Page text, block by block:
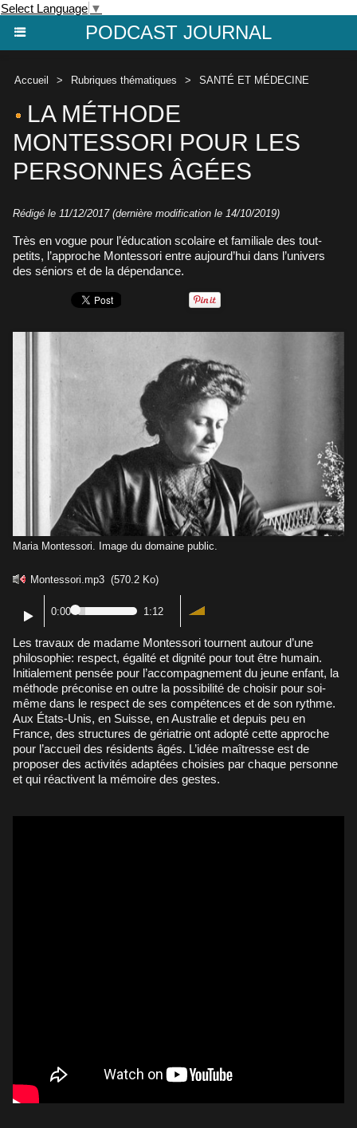
Select Language ▼
PODCAST JOURNAL
Accueil > Rubriques thématiques > SANTÉ ET MÉDECINE
LA MÉTHODE
MONTESSORI POUR LES
PERSONNES ÂGÉES
Rédigé le 11/12/2017 (dernière modification le 14/10/2019)
Très en vogue pour l’éducation scolaire et familiale des tout-
petits, l’approche Montessori entre aujourd’hui dans l’univers
des séniors et de la dépendance.
Maria Montessori. Image du domaine public.
Montessori.mp3 (570.2 Ko)
0:00 1:12
Les travaux de madame Montessori tournent autour d’une
philosophie: respect, égalité et dignité pour tout être humain.
Initialement pensée pour l’accompagnement du jeune enfant, la
méthode préconise en outre la possibilité de choisir pour soi-
même dans le respect de ses compétences et de son rythme.
Aux États-Unis, en Suisse, en Australie et depuis peu en
France, des structures de gériatrie ont adopté cette approche
pour l’accueil des résidents âgés. L’idée maîtresse est de
proposer des activités adaptées choisies par chaque personne
et qui réactivent la mémoire des gestes.